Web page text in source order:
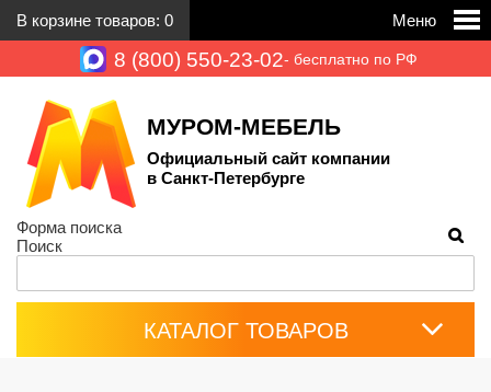
В корзине товаров: 0 Меню
8 (800) 550-23-02- бесплатно по РФ
МУРОМ-МЕБЕЛЬ
Официальный сайт компании
в Санкт-Петербурге
Форма поиска
Поиск
КАТАЛОГ ТОВАРОВ